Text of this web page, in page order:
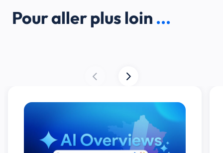
Pour aller plus loin ...